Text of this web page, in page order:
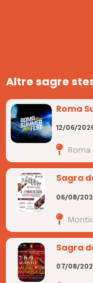
Altre sagre
Roma
12/06/
Roma
Sagra
06/08/
Sagra
07/08/